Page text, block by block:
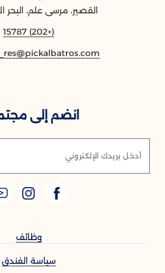
القصير، مرسى علم، البحر
(+202) 15787
انضم إلى
أدخل بريدك الإلكتروني
وظائف
سياسة الفندق